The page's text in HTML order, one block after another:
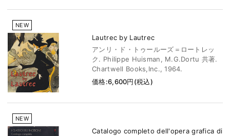
NEW
Lautrec by Lautrec
アンリ・ド・トゥールーズ＝ロートレッ
ク. Philippe Huisman, M.G.Dortu 共著.
Chartwell Books,Inc., 1964.
価格:6,600円(税込)
NEW
Catalogo completo dell'opera grafica di